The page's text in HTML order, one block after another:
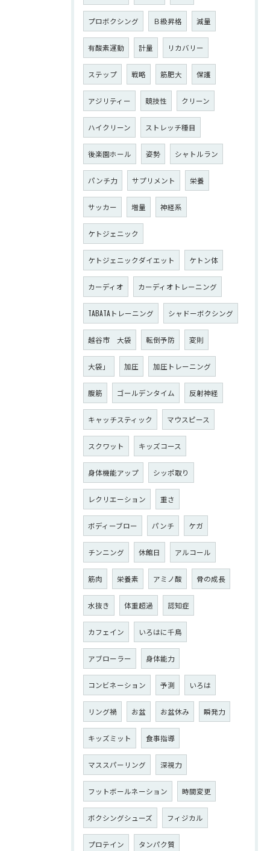
プロボクシング Ｂ級昇格 減量
有酸素運動 計量 リカバリー
ステップ 戦略 筋肥大 保護
アジリティー 競技性 クリーン
ハイクリーン ストレッチ種目
後楽園ホール 姿勢 シャトルラン
パンチ力 サプリメント 栄養
サッカー 増量 神経系
ケトジェニック
ケトジェニックダイエット ケトン体
カーディオ カーディオトレーニング
TABATAトレーニング シャドーボクシング
越谷市 大袋 転倒予防 変則
大袋」 加圧 加圧トレーニング
腹筋 ゴールデンタイム 反射神経
キャッチスティック マウスピース
スクワット キッズコース
身体機能アップ シッポ取り
レクリエーション 重さ
ボディーブロー パンチ ケガ
チンニング 休館日 アルコール
筋肉 栄養素 アミノ酸 骨の成長
水抜き 体重超過 認知症
カフェイン いろはに千鳥
アブローラー 身体能力
コンビネーション 予測 いろは
リング禍 お盆 お盆休み 瞬発力
キッズミット 食事指導
マススパーリング 深視力
フットボールネーション 時間変更
ボクシングシューズ フィジカル
プロテイン タンパク質